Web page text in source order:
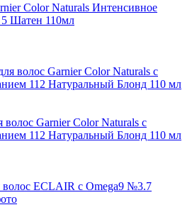
Color Naturals Интенсивное
5 Шатен 110мл
волос Garnier Color Naturals c
112 Натуральный Блонд 110 мл